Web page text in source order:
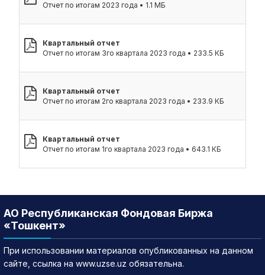
Отчет по итогам 2023 года • 1.1 МБ
Квартальный отчет
Отчет по итогам 3го квартала 2023 года • 233.5 КБ
Квартальный отчет
Отчет по итогам 2го квартала 2023 года • 233.9 КБ
Квартальный отчет
Отчет по итогам 1го квартала 2023 года • 643.1 КБ
АО Республиканская Фондовая Биржа
«Тошкент»
При использовании материалов опубликованных на данном
сайте, ссылка на www.uzse.uz обязательна.